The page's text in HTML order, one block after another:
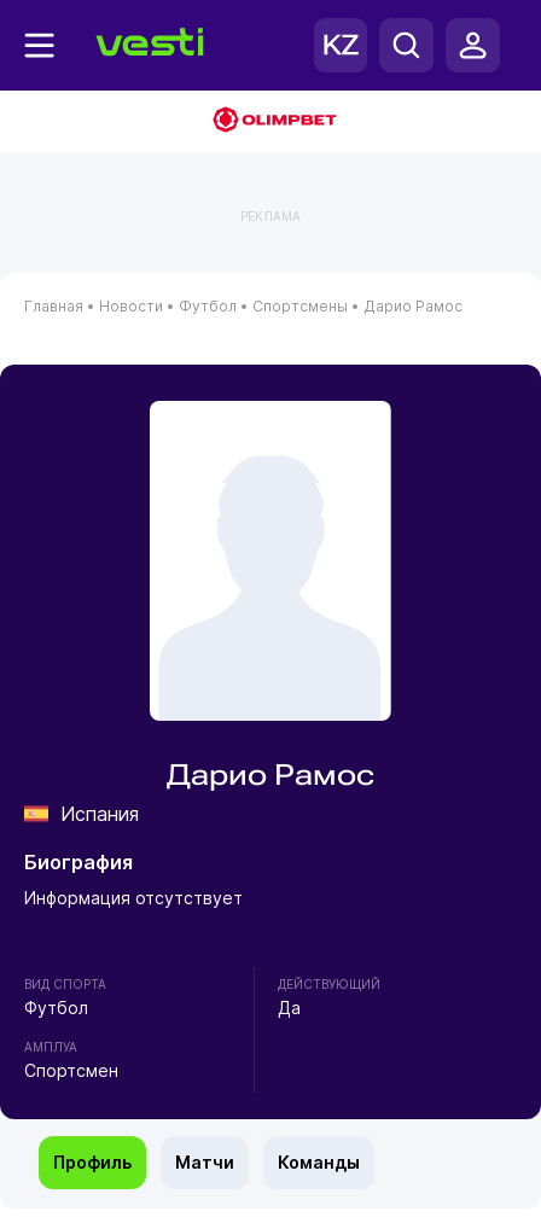
РЕКЛАМА
Главная • Новости • Футбол • Спортсмены • Дарио Рамос
Дарио Рамос
Испания
Биография
Информация отсутствует
ВИД СПОРТА
Футбол
АМПЛУА
Спортсмен
ДЕЙСТВУЮЩИЙ
Да
Профиль Матчи Команды